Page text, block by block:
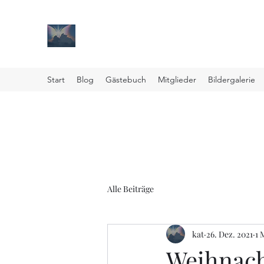
Start Blog Gästebuch Mitglieder Bildergalerie
Alle Beiträge
kat 26. Dez. 2021 1